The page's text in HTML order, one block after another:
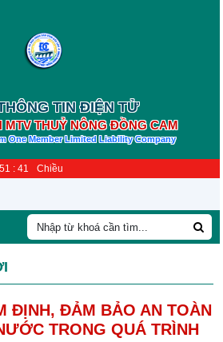
TIN ĐIỆN TỬ
MTV THUỶ NÔNG ĐỒNG CAM
One Member Limited Liability Company
51 : 43 Chiều
ĐỊNH, ĐẢM BẢO AN TOÀN
TRONG QUÁ TRÌNH